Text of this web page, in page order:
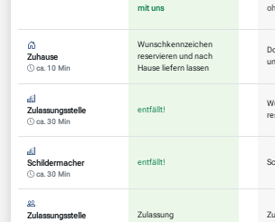
mit uns
Zuhause
ca. 10 Min
Wunschkennzeichen
reservieren und nach
Hause liefern lassen
Zulassungsstelle
ca. 30 Min
entfällt!
Schildermacher
ca. 30 Min
entfällt!
Zulassungsstelle Zulassung